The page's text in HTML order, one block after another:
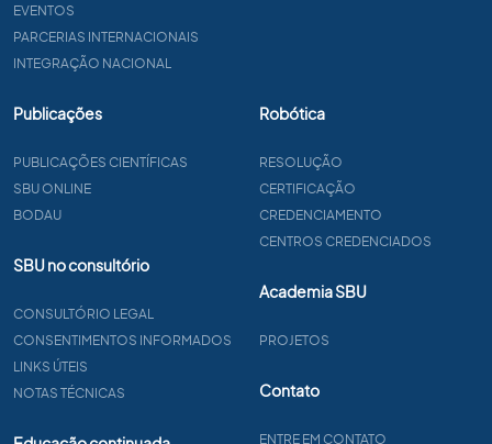
EVENTOS
PARCERIAS INTERNACIONAIS
INTEGRAÇÃO NACIONAL
Publicações
PUBLICAÇÕES CIENTÍFICAS
SBU ONLINE
BODAU
SBU no consultório
CONSULTÓRIO LEGAL
CONSENTIMENTOS INFORMADOS
LINKS ÚTEIS
NOTAS TÉCNICAS
Robótica
RESOLUÇÃO
CERTIFICAÇÃO
CREDENCIAMENTO
CENTROS CREDENCIADOS
Academia SBU
PROJETOS
Contato
ENTRE EM CONTATO